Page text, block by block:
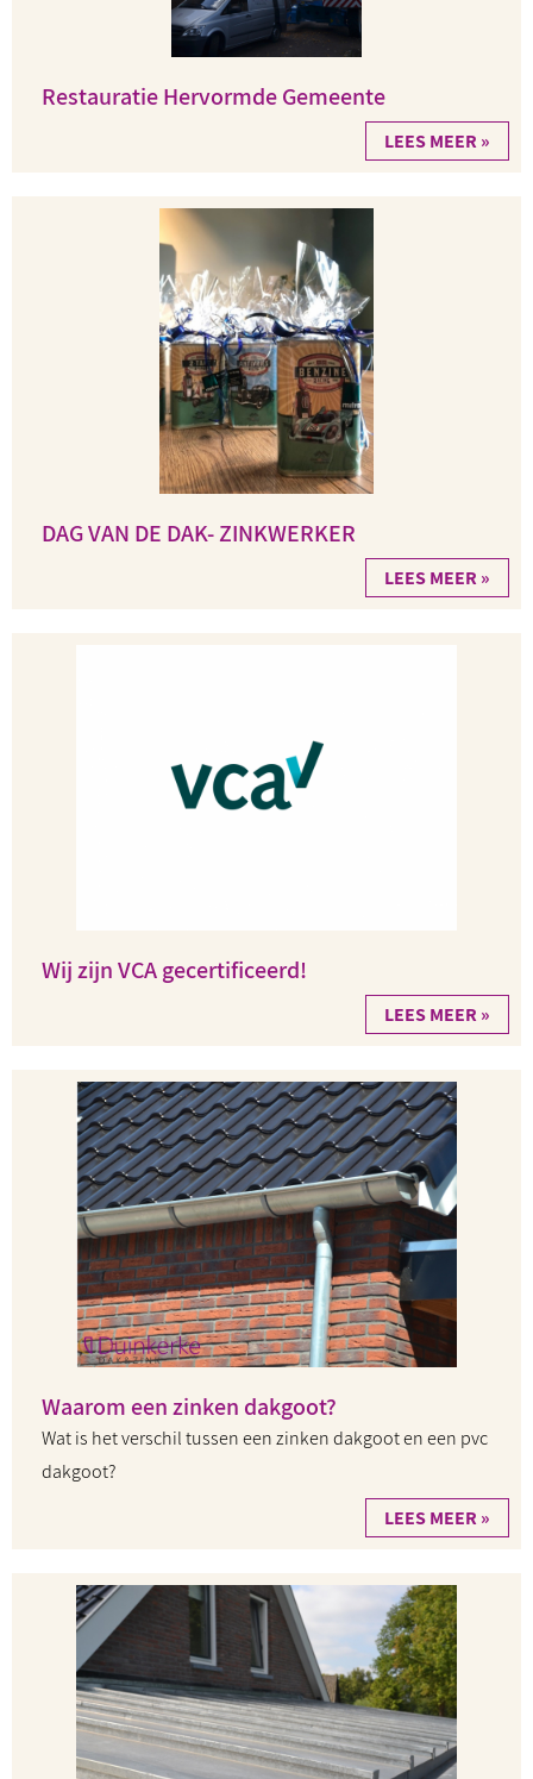
Restauratie Hervormde Gemeente
LEES MEER »
DAG VAN DE DAK- ZINKWERKER
LEES MEER »
Wij zijn VCA gecertificeerd!
LEES MEER »
Waarom een zinken dakgoot?
Wat is het verschil tussen een zinken dakgoot en een pvc
dakgoot?
LEES MEER »